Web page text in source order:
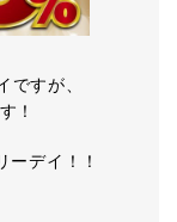
ですが、
！
デイ！！